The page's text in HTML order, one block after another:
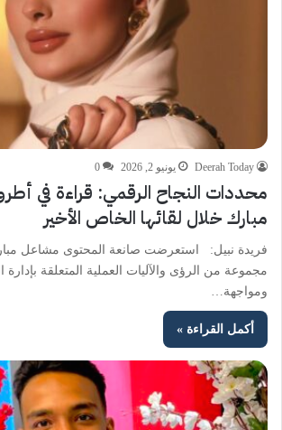
Deerah Today يونيو 2, 2026 0
محددات النجاح الرقمي: قراءة في
مبارك خلال لقائها الخاص الأخير
فريدة نبيل: استعرضت صانعة المحتوى مشاعل
مجموعة من الرؤى والآليات العملية المتعلقة
ومواجهة…
أكمل القراءة »